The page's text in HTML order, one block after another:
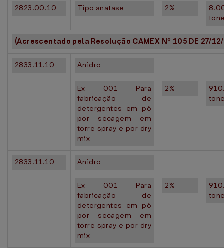
2823.00.10 Tipo anatase 2%
(Acrescentado pela Resolução CAMEX Nº 105 DE 27/
2833.11.10 Anidro
Ex 001 Para
fabricação de
detergentes em pó
por secagem em
torre spray e por dry
mix
2%
2833.11.10 Anidro
Ex 001 Para
fabricação de
detergentes em pó
por secagem em
torre spray e por dry
mix
2%